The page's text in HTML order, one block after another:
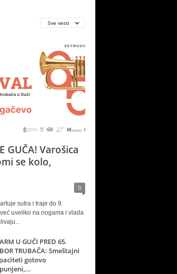
Sve vesti
GUČA! Varošica
se kolo,
0
sutra i traje do 9.
uveliko na nogama i vlada
U GUČI PRED 65.
TRUBAČA: Smeštajni
gotovo